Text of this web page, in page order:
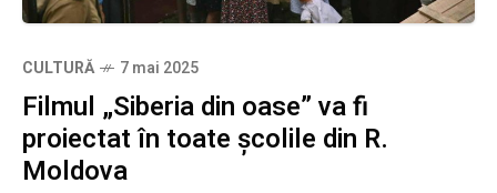
CULTURĂ 7 mai 2025
Filmul „Siberia din oase” va fi
proiectat în toate școlile din R.
Moldova